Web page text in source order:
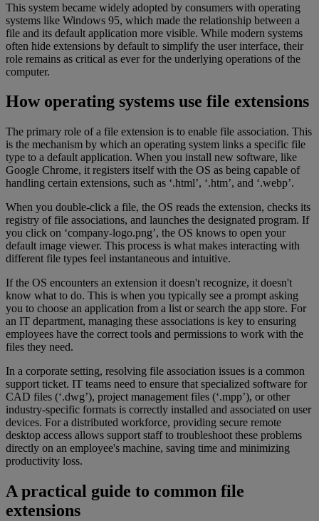
This system became widely adopted by consumers with operating
systems like Windows 95, which made the relationship between a
file and its default application more visible. While modern systems
often hide extensions by default to simplify the user interface, their
role remains as critical as ever for the underlying operations of the
computer.
How operating systems use file extensions
The primary role of a file extension is to enable file association. This
is the mechanism by which an operating system links a specific file
type to a default application. When you install new software, like
Google Chrome, it registers itself with the OS as being capable of
handling certain extensions, such as ‘.html’, ‘.htm’, and ‘.webp’.
When you double-click a file, the OS reads the extension, checks its
registry of file associations, and launches the designated program. If
you click on ‘company-logo.png’, the OS knows to open your
default image viewer. This process is what makes interacting with
different file types feel instantaneous and intuitive.
If the OS encounters an extension it doesn't recognize, it doesn't
know what to do. This is when you typically see a prompt asking
you to choose an application from a list or search the app store. For
an IT department, managing these associations is key to ensuring
employees have the correct tools and permissions to work with the
files they need.
In a corporate setting, resolving file association issues is a common
support ticket. IT teams need to ensure that specialized software for
CAD files (‘.dwg’), project management files (‘.mpp’), or other
industry-specific formats is correctly installed and associated on user
devices. For a distributed workforce, providing secure remote
desktop access allows support staff to troubleshoot these problems
directly on an employee's machine, saving time and minimizing
productivity loss.
A practical guide to common file
extensions